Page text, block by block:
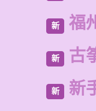
新 福
新 古
新 新